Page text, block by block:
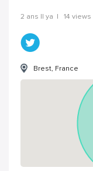
2 ans Il ya | 14 views
Brest, France